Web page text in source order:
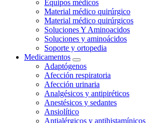
Equipos médicos
Material médico quirúrgico
Material médico quirúrgicos
Soluciones Y Aminoacidos
Soluciones y aminoácidos
Soporte y ortopedia
Medicamentos
Adaptógenos
Afección respiratoria
Afección urinaria
Analgésicos y antipiréticos
Anestésicos y sedantes
Ansiolítico
Antialérgicos y antihistamínicos